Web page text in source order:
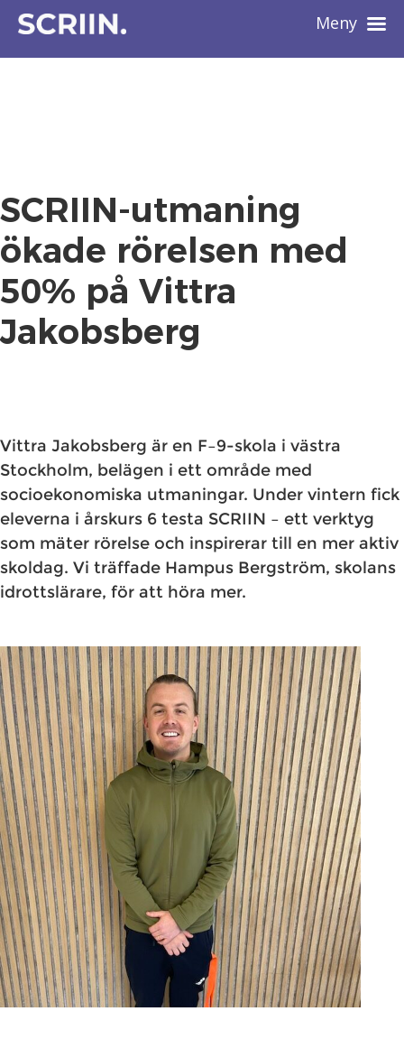
SCRIIN-utmaning
ökade rörelsen med
50% på Vittra
Jakobsberg
Vittra Jakobsberg är en F–9-skola i västra
Stockholm, belägen i ett område med
socioekonomiska utmaningar. Under vintern fick
eleverna i årskurs 6 testa SCRIIN – ett verktyg
som mäter rörelse och inspirerar till en mer aktiv
skoldag. Vi träffade Hampus Bergström, skolans
idrottslärare, för att höra mer.
Meny